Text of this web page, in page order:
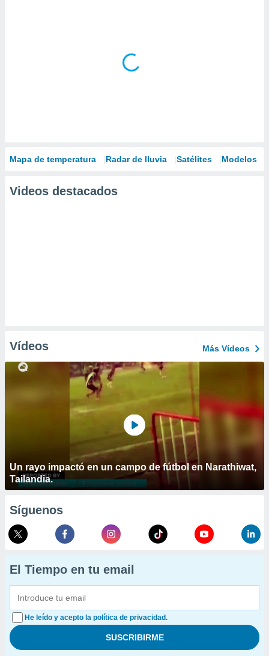
Mapa de temperatura Radar de lluvia Satélites Modelos
Videos destacados
Vídeos Más Vídeos
Un rayo impactó en un campo de fútbol en Narathiwat,
Tailandia.
Síguenos
El Tiempo en tu email
He leído y acepto la política de privacidad.